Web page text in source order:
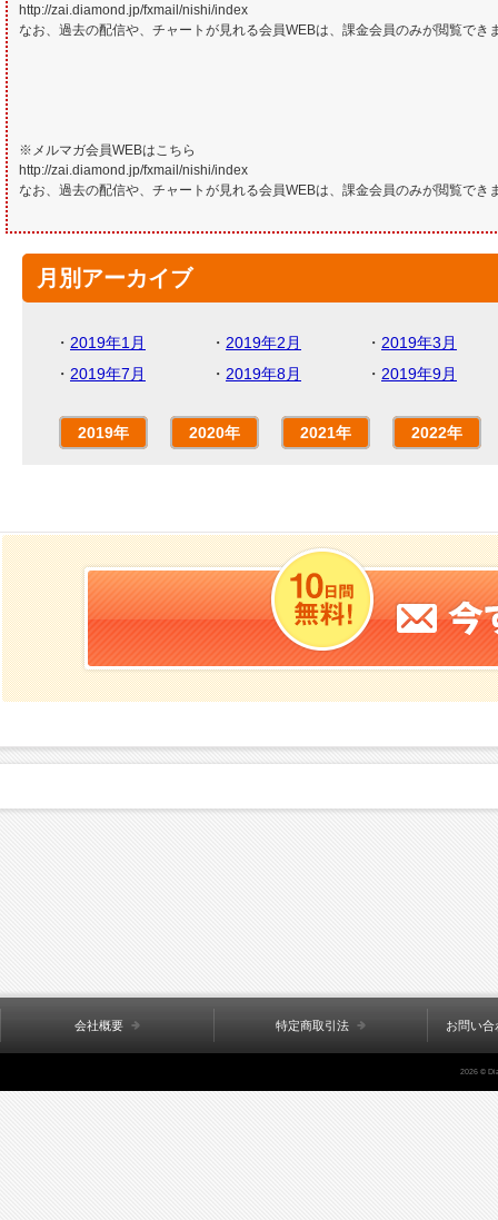
http://zai.diamond.jp/fxmail/nishi/index
なお、過去の配信や、チャートが見れる会員WEBは、課金会員のみが閲覧でき
※メルマガ会員WEBはこちら
http://zai.diamond.jp/fxmail/nishi/index
なお、過去の配信や、チャートが見れる会員WEBは、課金会員のみが閲覧でき
月別アーカイブ
・ 2019年1月 ・ 2019年2月 ・ 2019年3月
・ 2019年7月 ・ 2019年8月 ・ 2019年9月
2019年 2020年 2021年 2022年
会社概要 特定商取引法 お問い
2026 ©